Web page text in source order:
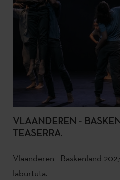
VLAANDEREN -
TEASERRA.
Vlaanderen - Baskenland
laburtuta.